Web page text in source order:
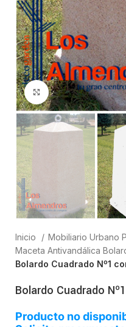
Clic para ampliar
Inicio
Mobiliario Urbano
Maceta Antivandálica
Bolardo Cuadrado Nº1
Bolardo Cuadrado
Producto no